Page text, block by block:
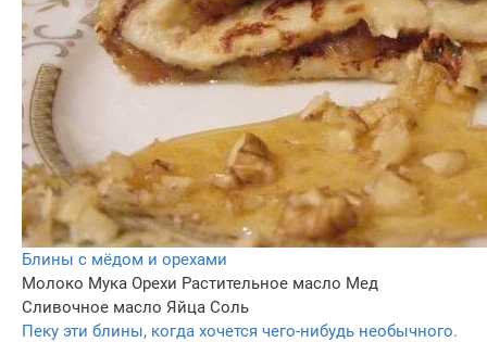
Блины с мёдом и орехами
Молоко Мука Орехи Растительное масло Мед
Сливочное масло Яйца Соль
Пеку эти блины, когда хочется чего-нибудь необычного.